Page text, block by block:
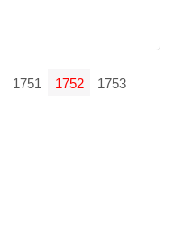
1751 1752 1753